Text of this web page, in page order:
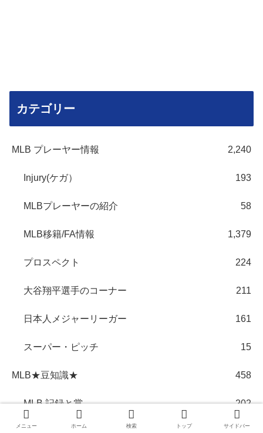
カテゴリー
MLB プレーヤー情報 2,240
Injury(ケガ） 193
MLBプレーヤーの紹介 58
MLB移籍/FA情報 1,379
プロスペクト 224
大谷翔平選手のコーナー 211
日本人メジャーリーガー 161
スーパー・ピッチ 15
MLB★豆知識★ 458
MLB 記録と賞 202
メニュー ホーム 検索 トップ サイドバー